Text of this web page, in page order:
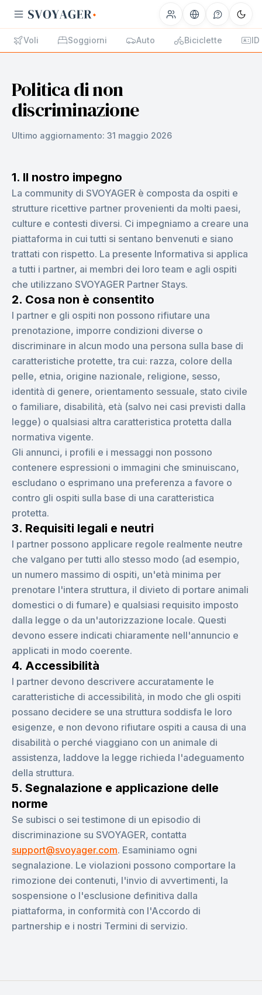
Voli Soggiorni Auto Biciclette
Politica di non
discriminazione
Ultimo aggiornamento: 31 maggio 2026
1. Il nostro impegno
La community di SVOYAGER è composta da ospiti e
strutture ricettive partner provenienti da molti paesi,
culture e contesti diversi. Ci impegniamo a creare una
piattaforma in cui tutti si sentano benvenuti e siano
trattati con rispetto. La presente Informativa si applica
a tutti i partner, ai membri dei loro team e agli ospiti
che utilizzano SVOYAGER Partner Stays.
2. Cosa non è consentito
I partner e gli ospiti non possono rifiutare una
prenotazione, imporre condizioni diverse o
discriminare in alcun modo una persona sulla base di
caratteristiche protette, tra cui: razza, colore della
pelle, etnia, origine nazionale, religione, sesso,
identità di genere, orientamento sessuale, stato civile
o familiare, disabilità, età (salvo nei casi previsti dalla
legge) o qualsiasi altra caratteristica protetta dalla
normativa vigente.
Gli annunci, i profili e i messaggi non possono
contenere espressioni o immagini che sminuiscano,
escludano o esprimano una preferenza a favore o
contro gli ospiti sulla base di una caratteristica
protetta.
3. Requisiti legali e neutri
I partner possono applicare regole realmente neutre
che valgano per tutti allo stesso modo (ad esempio,
un numero massimo di ospiti, un'età minima per
prenotare l'intera struttura, il divieto di portare animali
domestici o di fumare) e qualsiasi requisito imposto
dalla legge o da un'autorizzazione locale. Questi
devono essere indicati chiaramente nell'annuncio e
applicati in modo coerente.
4. Accessibilità
I partner devono descrivere accuratamente le
caratteristiche di accessibilità, in modo che gli ospiti
possano decidere se una struttura soddisfa le loro
esigenze, e non devono rifiutare ospiti a causa di una
disabilità o perché viaggiano con un animale di
assistenza, laddove la legge richieda l'adeguamento
della struttura.
5. Segnalazione e applicazione delle
norme
Se subisci o sei testimone di un episodio di
discriminazione su SVOYAGER, contatta
support@svoyager.com. Esaminiamo ogni
segnalazione. Le violazioni possono comportare la
rimozione dei contenuti, l'invio di avvertimenti, la
sospensione o l'esclusione definitiva dalla
piattaforma, in conformità con l'Accordo di
partnership e i nostri Termini di servizio.